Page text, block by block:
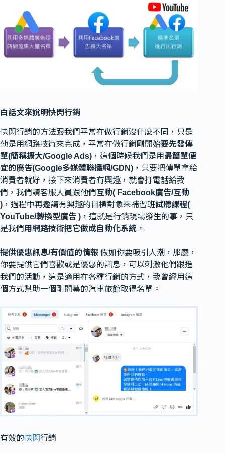
白話文來說明快閃行銷
快閃行銷的方法跟我們平常在做行銷沒什麼不同，只是
他是用網路技術來完成，平常在做行銷剛開始要先發傳
單(簡稱擴大/Google Ads) ，這個時候我們是用最簡單便
宜的廣告(Google多媒體聯播網/GDN) ，只要把傳單拿給
消費者就好，接下來消費者有興趣，就會打電話給我
們，我們請客服人員跟他們互動( Facebook廣告/互動
) ，過程中再邀請有興趣的目標對象來補習班試聽課程(
YouTube/轉換型廣告 ) ，這就是行銷現場發生的事，只
是我們用網路技術把它做成自動化系統 。
提供優惠訊息/有價值的情報 假如你要吸引人潮，那麼，
你要提供它們喜歡或是優惠的訊息，可以刺激他們跟進
我們的活動，這是適用在各種行銷的方式，我曾經用這
個方式幫助一個剛開幕的汽車旅館取得名單。
有效的快閃行銷